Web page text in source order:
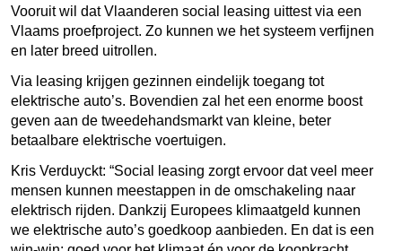
Vooruit wil dat Vlaanderen social leasing uittest via een
Vlaams proefproject. Zo kunnen we het systeem verfijnen
en later breed uitrollen.
Via leasing krijgen gezinnen eindelijk toegang tot
elektrische auto’s. Bovendien zal het een enorme boost
geven aan de tweedehandsmarkt van kleine, beter
betaalbare elektrische voertuigen.
Kris Verduyckt: “Social leasing zorgt ervoor dat veel meer
mensen kunnen meestappen in de omschakeling naar
elektrisch rijden. Dankzij Europees klimaatgeld kunnen
we elektrische auto’s goedkoop aanbieden. En dat is een